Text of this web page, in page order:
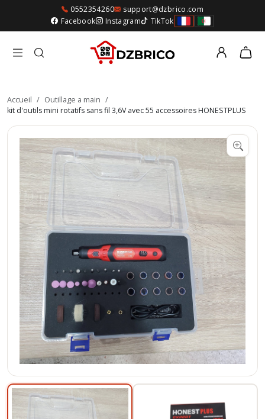
0552354260
support@dzbrico.com
Facebook
Instagram TikTok
Accueil / Outillage a main /
kit d'outils mini rotatifs sans fil 3,6V avec 55 accessoires HONESTPLUS